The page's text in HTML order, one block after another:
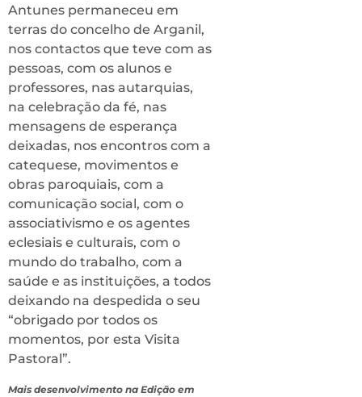
Antunes permaneceu em
terras do concelho de Arganil,
nos contactos que teve com as
pessoas, com os alunos e
professores, nas autarquias,
na celebração da fé, nas
mensagens de esperança
deixadas, nos encontros com a
catequese, movimentos e
obras paroquiais, com a
comunicação social, com o
associativismo e os agentes
eclesiais e culturais, com o
mundo do trabalho, com a
saúde e as instituições, a todos
deixando na despedida o seu
“obrigado por todos os
momentos, por esta Visita
Pastoral”.
Mais desenvolvimento na Edição em